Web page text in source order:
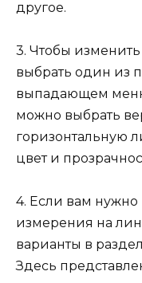
другое.
3. Чтобы
выбрать один из
выпадающем
можно выбрать
горизонтальную
цвет и
4. Если вам
измерения на
варианты в
Здесь